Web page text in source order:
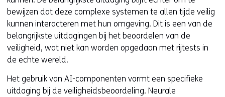
bewijzen dat deze complexe systemen te allen tijde veilig
kunnen interacteren met hun omgeving. Dit is een van de
belangrijkste uitdagingen bij het beoordelen van de
veiligheid, wat niet kan worden opgedaan met rijtests in
de echte wereld.
Het gebruik van AI-componenten vormt een specifieke
uitdaging bij de veiligheidsbeoordeling. Neurale